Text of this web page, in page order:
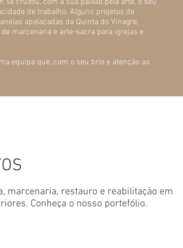
cruzou, com a sua paixão pela arte, o seu
de trabalho. Alguns projetos de
apalaçadas da Quinta do Vinagre,
marcenaria e arte-sacra para igrejas e
equipa que, com o seu brio e atenção ao
marcenaria, restauro e reabilitação em
Conheça o nosso portefólio.